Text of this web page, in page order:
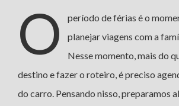
O
período de férias é o
planejar viagens com a
Nesse momento, mais do
destino e fazer o roteiro, é preciso
do carro. Pensando nisso, preparamos